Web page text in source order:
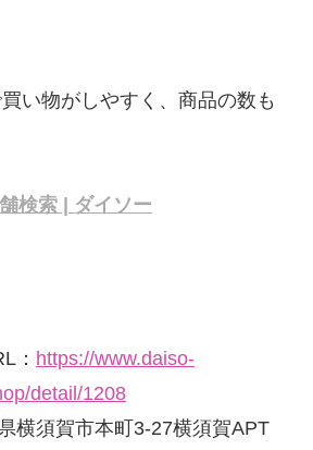
い物がしやすく、商品の数も
検索 | ダイソー
： https://www.daiso-
detail/1208
横須賀市本町3-27横須賀APT